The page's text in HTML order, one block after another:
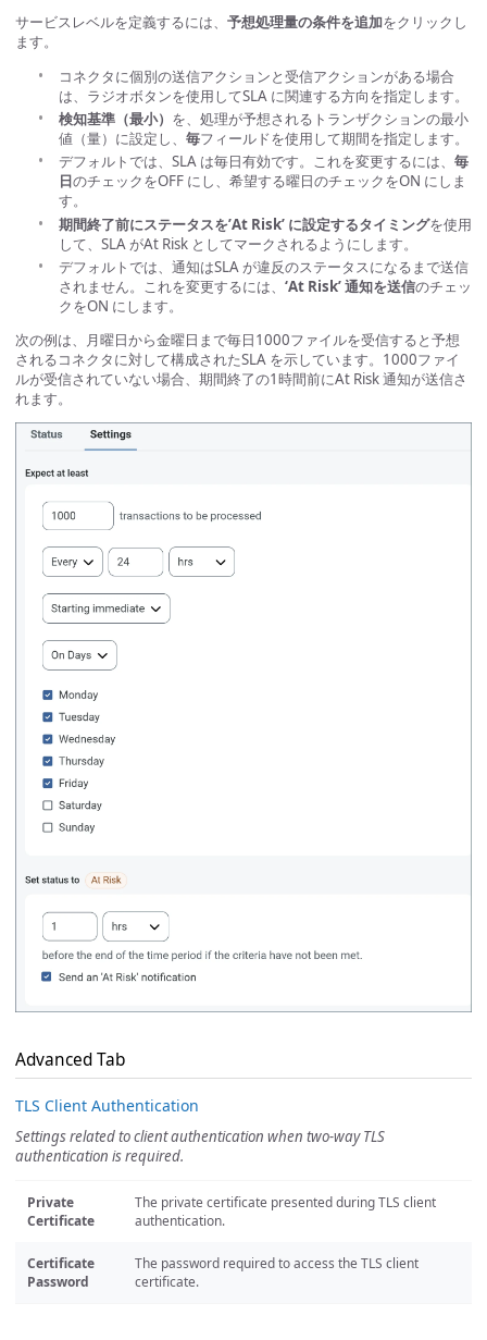
サービスレベルを定義するには、 予想処理量の条件を追加をクリックし
ます。
コネクタに個別の送信アクションと受信アクションがある場合
は、ラジオボタンを使用してSLA に関連する方向を指定します。
検知基準（最小） を、処理が予想されるトランザクションの最小
値（量）に設定し、 毎フィールドを使用して期間を指定します。
デフォルトでは、SLA は毎日有効です。これを変更するには、 毎
日のチェックをOFF にし、希望する曜日のチェックをON にしま
す。
期間終了前にステータスを’At Risk’ に設定するタイミングを使用
して、SLA がAt Risk としてマークされるようにします。
デフォルトでは、通知はSLA が違反のステータスになるまで送信
されません。これを変更するには、 ‘At Risk’ 通知を送信のチェッ
クをON にします。
次の例は、月曜日から金曜日まで毎日1000ファイルを受信すると予想
されるコネクタに対して構成されたSLA を示しています。1000ファイ
ルが受信されていない場合、期間終了の1時間前にAt Risk 通知が送信さ
れます。
Advanced Tab
TLS Client Authentication
Settings related to client authentication when two-way TLS
authentication is required.
Private
Certificate
The private certificate presented during TLS client
authentication.
Certificate
Password
The password required to access the TLS client
certificate.